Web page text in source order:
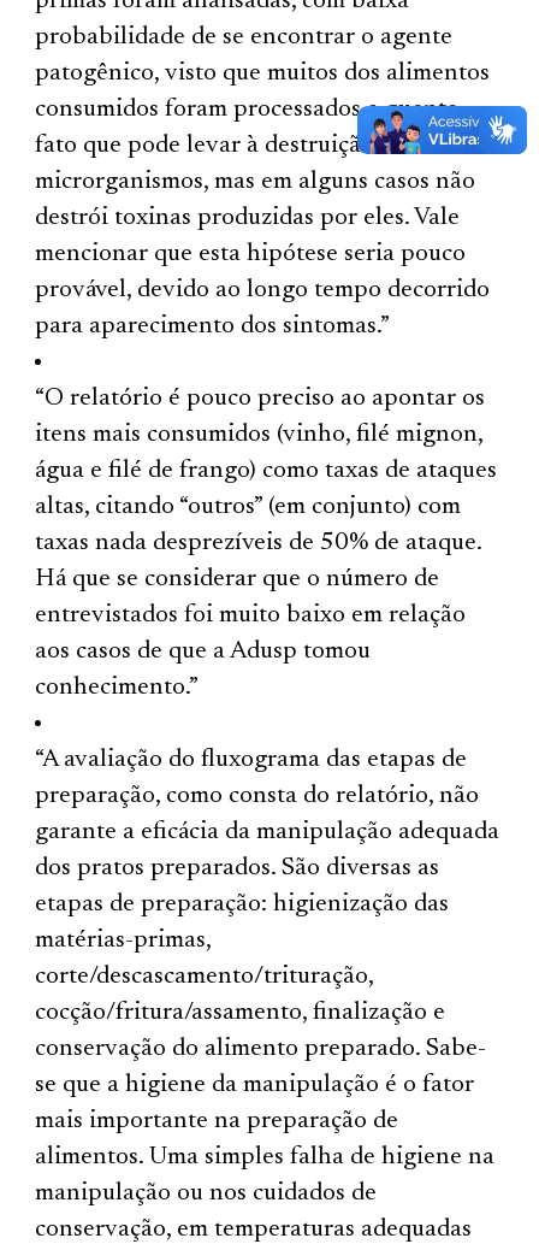
probabilidade de se encontrar o agente
patogênico, visto que muitos dos alimentos
consumidos foram processados a quente,
fato que pode levar à destruição térmica de
microrganismos, mas em alguns casos não
destrói toxinas produzidas por eles. Vale
mencionar que esta hipótese seria pouco
provável, devido ao longo tempo decorrido
para aparecimento dos sintomas.”
“O relatório é pouco preciso ao apontar os
itens mais consumidos (vinho, filé mignon,
água e filé de frango) como taxas de ataques
altas, citando “outros” (em conjunto) com
taxas nada desprezíveis de 50% de ataque.
Há que se considerar que o número de
entrevistados foi muito baixo em relação
aos casos de que a Adusp tomou
conhecimento.”
“A avaliação do fluxograma das etapas de
preparação, como consta do relatório, não
garante a eficácia da manipulação adequada
dos pratos preparados. São diversas as
etapas de preparação: higienização das
matérias-primas,
corte/descascamento/trituração,
cocção/fritura/assamento, finalização e
conservação do alimento preparado. Sabe-
se que a higiene da manipulação é o fator
mais importante na preparação de
alimentos. Uma simples falha de higiene na
manipulação ou nos cuidados de
conservação, em temperaturas adequadas